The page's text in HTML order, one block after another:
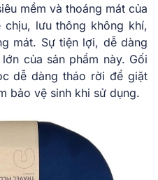
mềm và thoáng mát của
lưu thông không khí,
mát. Sự tiện lợi, dễ dàng
của sản phẩm này. Gối
dễ dàng tháo rời để giặt
bảo vệ sinh khi sử dụng.